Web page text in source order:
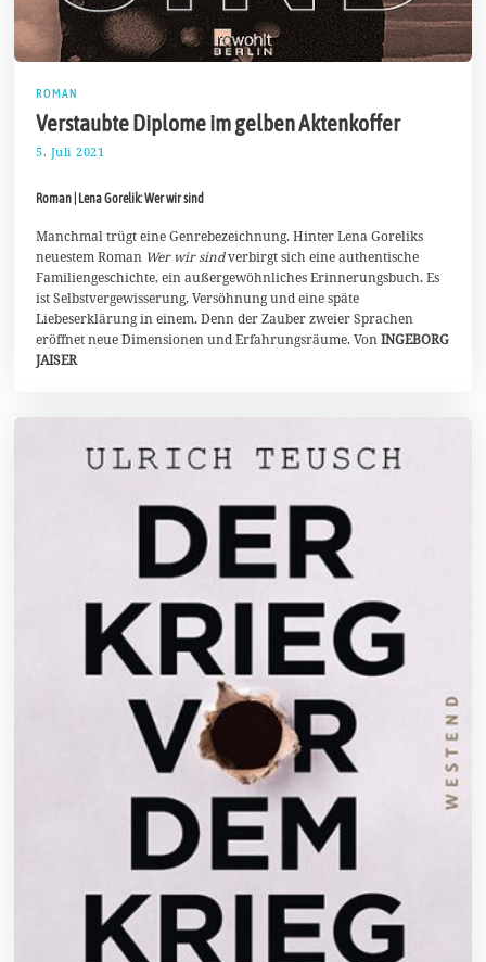
ROMAN
Verstaubte Diplome im gelben Aktenkoffer
5. Juli 2021
J
l
i
2
0
2
1
Roman | Lena Gorelik: Wer wir sind
Manchmal trügt eine Genrebezeichnung. Hinter Lena Goreliks
neuestem Roman Wer wir sindverbirgt sich eine authentische
Familiengeschichte, ein außergewöhnliches Erinnerungsbuch. Es
ist Selbstvergewisserung, Versöhnung und eine späte
Liebeserklärung in einem. Denn der Zauber zweier Sprachen
eröffnet neue Dimensionen und Erfahrungsräume. VonINGEBORG
JAISER